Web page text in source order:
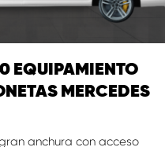
EQUIPAMIENTO
MERCEDES
anchura con acceso